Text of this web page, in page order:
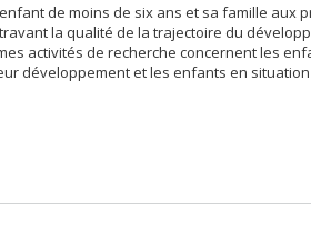
de moins de six ans et sa famille aux
la qualité de la trajectoire du
activités de recherche concernent les
développement et les enfants en